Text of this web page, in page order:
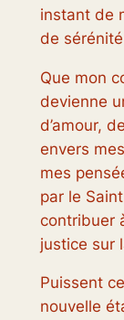
instant de
de
Que mon
devienne
d’amour,
envers
mes
par le
contribuer
justice sur
Puissent
nouvelle